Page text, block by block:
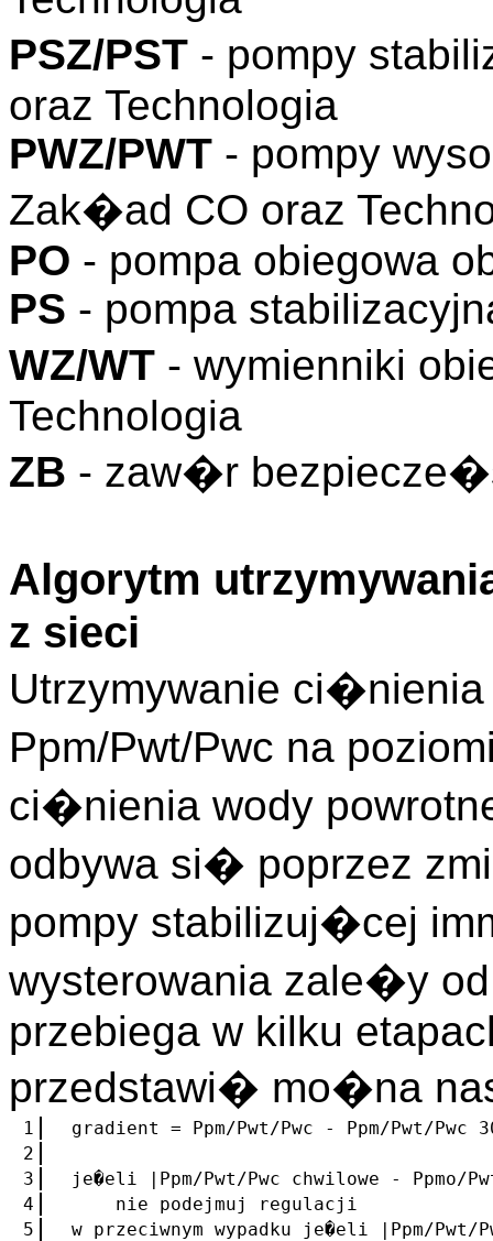
PSZ/PST - pompy
oraz Technologia
PWZ/PWT - pompy
Zak�ad CO oraz
PO - pompa obiegowa
PS - pompa
WZ/WT - wymienniki
Technologia
ZB - zaw�r
Algorytm
z sieci
Utrzymywanie
Ppm/Pwt/Pwc na
ci�nienia wody
odbywa si� poprzez
pompy stabilizuj�cej
wysterowania zale�y
przebiega w kilku
przedstawi� mo�na
1
gradient = Ppm/Pwt/Pwc - Ppm/Pwt/Pwc
2
3
je�eli |Ppm/Pwt/Pwc chwilowe - Ppmo/
4
nie podejmuj regulacji
5
w przeciwnym wypadku je�eli |Ppm/Pwt/